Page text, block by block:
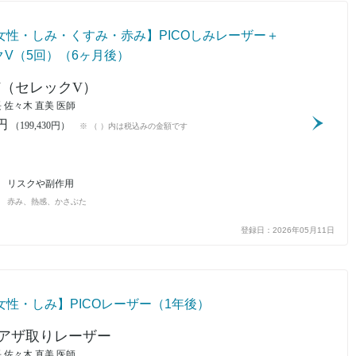
性・しみ・くすみ・赤み】PICOしみレーザー＋
（5回）（6ヶ月後）
セレックV）
佐々木 直美 医師
（199,430円） ※ （ ）内は税込みの金額です
リスクや副作用
赤み、熱感、かさぶた
登録日：2026年05月11日
性・しみ】PICOレーザー（1年後）
ザ取りレーザー